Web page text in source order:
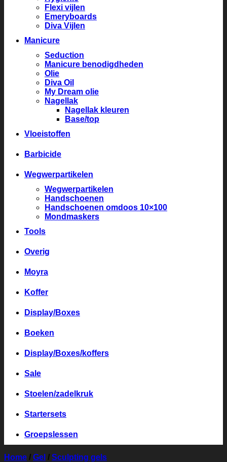
Flexi vijlen
Emeryboards
Diva Vijlen
Manicure
Seduction
Manicure benodigdheden
Olie
Diva Oil
My Dream olie
Nagellak
Nagellak kleuren
Base/top
Vloeistoffen
Barbicide
Wegwerpartikelen
Wegwerpartikelen
Handschoenen
Handschoenen omdoos 10×100
Mondmaskers
Tools
Overig
Moyra
Koffer
Display/Boxes
Boeken
Display/Boxes/koffers
Sale
Stoelen/zadelkruk
Startersets
Groepslessen
Home / Gel / Sculpting gels